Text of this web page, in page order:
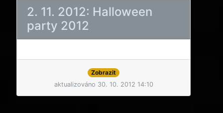
2. 11. 2012: Halloween
party 2012
Zobrazit
aktualizováno 30. 10. 2012 14:10